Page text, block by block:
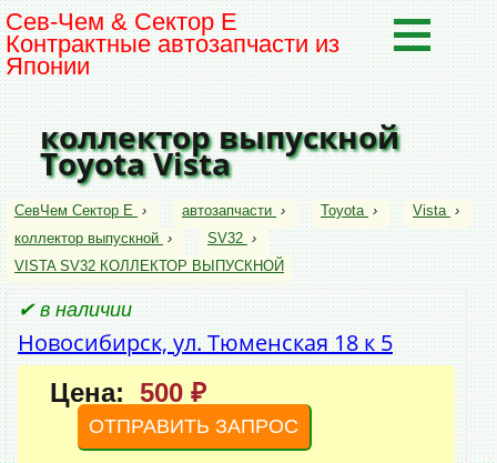
Сев-Чем & Сектор Е
Контрактные автозапчасти из
Японии
коллектор выпускной
Toyota Vista
СевЧем Сектор Е › автозапчасти › Toyota › Vista ›
коллектор выпускной › SV32 ›
VISTA SV32 КОЛЛЕКТОР ВЫПУСКНОЙ
✔ в наличии
Новосибирск, ул. Тюменская 18 к 5
Цена: 500 ₽
ОТПРАВИТЬ ЗАПРОС